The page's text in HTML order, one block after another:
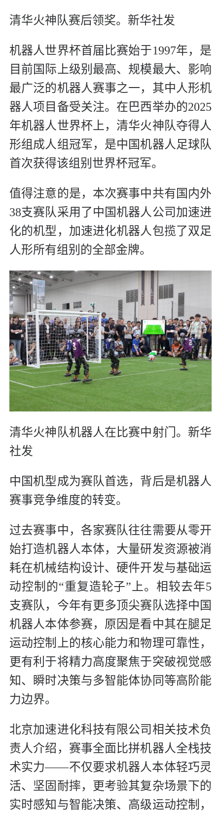
清华火神队赛后领奖。新华社发
机器人世界杯首届比赛始于1997年，是
目前国际上级别最高、规模最大、影响
最广泛的机器人赛事之一，其中人形机
器人项目备受关注。在巴西举办的2025
年机器人世界杯上，清华火神队夺得人
形组成人组冠军，是中国机器人足球队
首次获得该组别世界杯冠军。
值得注意的是，本次赛事中共有国内外
38支赛队采用了中国机器人公司加速进
化的机型，加速进化机器人包揽了双足
人形所有组别的全部金牌。
清华火神队机器人在比赛中射门。新华
社发
中国机型成为赛队首选，背后是机器人
赛事竞争维度的转变。
过去赛事中，各家赛队往往需要从零开
始打造机器人本体，大量研发资源被消
耗在机械结构设计、硬件开发与基础运
动控制的“重复造轮子”上。相较去年5
支赛队，今年有更多顶尖赛队选择中国
机器人本体参赛，原因是看中其在腿足
运动控制上的核心能力和物理可靠性，
更有利于将精力高度聚焦于突破视觉感
知、瞬时决策与多智能体协同等高阶能
力边界。
北京加速进化科技有限公司相关技术负
责人介绍，赛事全面比拼机器人全栈技
术实力——不仅要求机器人本体轻巧灵
活、坚固耐摔，更考验其复杂场景下的
实时感知与智能决策、高级运动控制，